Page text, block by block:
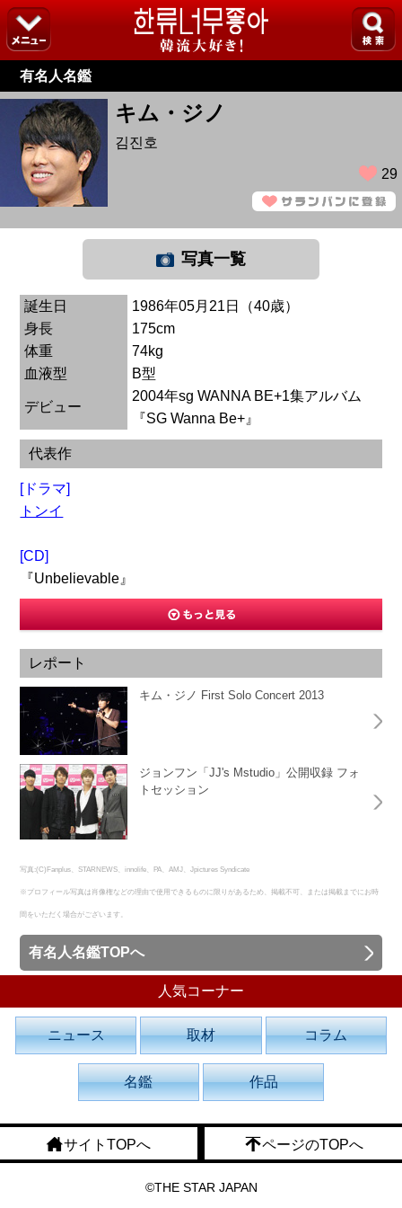
有名人名鑑
キム・ジノ
김진호
29
写真一覧
誕生日
1986年05月21日（40歳）
身長
175cm
体重
74kg
血液型
B型
デビュー
2004年sg WANNA BE+1集アルバム
『SG Wanna Be+』
代表作
[ドラマ]
トンイ
[CD]
『Unbelievable』
レポート
キム・ジノ First Solo Concert 2013
ジョンフン「JJ's Mstudio」公開収録 フォ
トセッション
写真:(C)Fanplus、STARNEWS、innolife、PA、AMJ、Jpictures Syndicate
※プロフィール写真は肖像権などの理由で使用できるものに限りがあるため、掲載不可、または掲載までにお時
間をいただく場合がございます。
有名人名鑑TOPへ
人気コーナー
ニュース 取材 コラム
名鑑 作品
サイトTOPへ ページのTOPへ
©THE STAR JAPAN